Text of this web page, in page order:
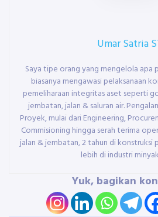
Umar Satria
Saya tipe orang yang mengelola apa
biasanya mengawasi pelaksanaan
pemeliharaan integritas aset seperti
jembatan, jalan & saluran air.
Proyek, mulai dari Engineering,
Commisioning hingga serah terima
jalan & jembatan, 2 tahun di konstruksi
lebih di industri
Yuk, bagikan